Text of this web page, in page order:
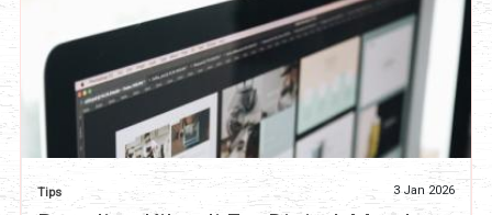
Tips 3 Jan 2026